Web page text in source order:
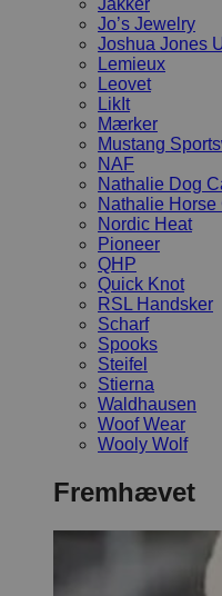
Jo’s Jewelry
Joshua Jones
Lemieux
Leovet
LikIt
Mærker
Mustang
NAF
Nathalie Dog
Nathalie Horse
Nordic Heat
Pioneer
QHP
Quick Knot
RSL Handsker
Scharf
Spooks
Steifel
Stierna
Waldhausen
Woof Wear
Wooly Wolf
Fremhævet